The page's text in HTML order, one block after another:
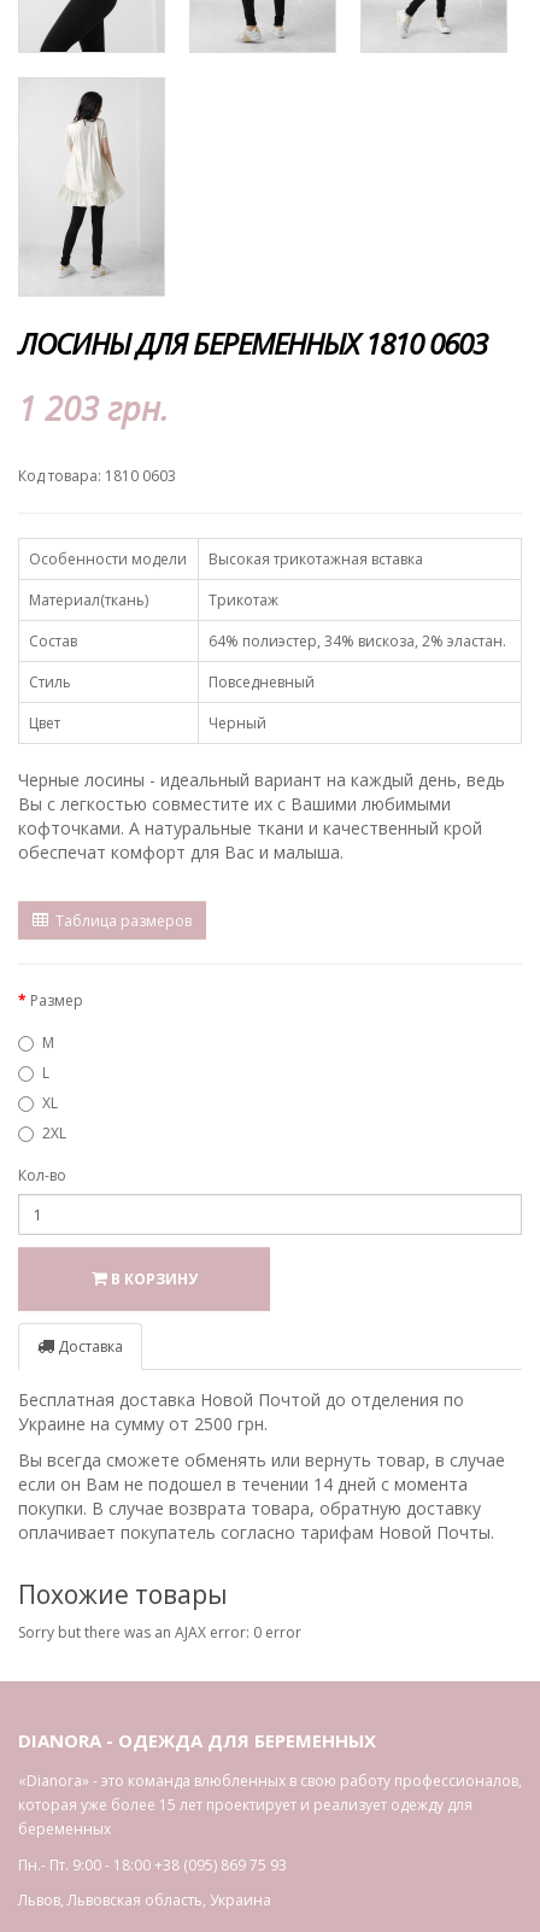
ЛОСИНЫ ДЛЯ БЕРЕМЕННЫХ 1810 0603
1 203 грн.
Код товара: 1810 0603
Особенности модели
Высокая трикотажная вставка
Материал(ткань)
Трикотаж
Состав
64% полиэстер, 34% вискоза, 2% эластан.
Стиль
Повседневный
Цвет
Черный
Черные лосины - идеальный вариант на каждый день, ведь
Вы с легкостью совместите их с Вашими любимыми
кофточками. А натуральные ткани и качественный крой
обеспечат комфорт для Вас и малыша.
Таблица размеров
Размер
M
L
XL
2XL
Кол-во
В КОРЗИНУ
Доставка
Бесплатная доставка Новой Почтой до отделения по
Украине на сумму от 2500 грн.
Вы всегда сможете обменять или вернуть товар, в случае
если он Вам не подошел в течении 14 дней с момента
покупки. В случае возврата товара, обратную доставку
оплачивает покупатель согласно тарифам Новой Почты.
Похожие товары
Sorry but there was an AJAX error: 0 error
DIANORA - ОДЕЖДА ДЛЯ БЕРЕМЕННЫХ
«Dianora» - это команда влюбленных в свою работу профессионалов,
которая уже более 15 лет проектирует и реализует одежду для
беременных
Пн.- Пт. 9:00 - 18:00+38 (095) 869 75 93
Львов,Львовская область, Украина